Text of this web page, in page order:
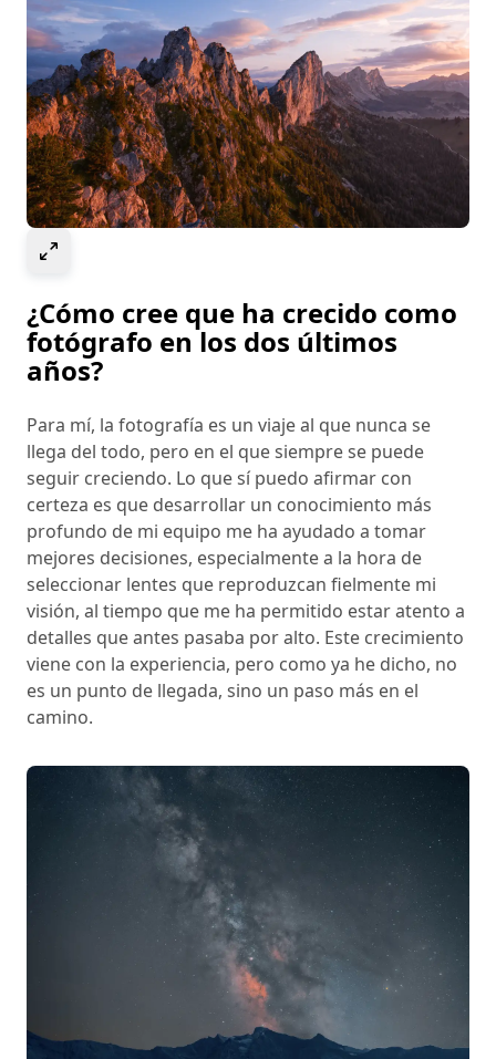
¿Cómo cree que ha crecido como
fotógrafo en los dos últimos
años?
Para mí, la fotografía es un viaje al que nunca se
llega del todo, pero en el que siempre se puede
seguir creciendo. Lo que sí puedo afirmar con
certeza es que desarrollar un conocimiento más
profundo de mi equipo me ha ayudado a tomar
mejores decisiones, especialmente a la hora de
seleccionar lentes que reproduzcan fielmente mi
visión, al tiempo que me ha permitido estar atento a
detalles que antes pasaba por alto. Este crecimiento
viene con la experiencia, pero como ya he dicho, no
es un punto de llegada, sino un paso más en el
camino.